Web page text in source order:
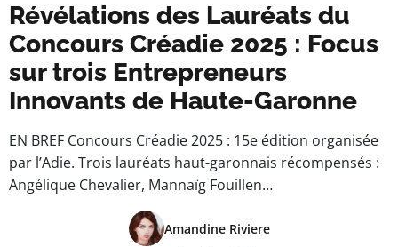
Révélations des Lauréats du
Concours Créadie 2025 : Focus
sur trois Entrepreneurs
Innovants de Haute-Garonne
EN BREF Concours Créadie 2025 : 15e édition organisée
par l’Adie. Trois lauréats haut-garonnais récompensés :
Angélique Chevalier, Mannaïg Fouillen…
Amandine Riviere